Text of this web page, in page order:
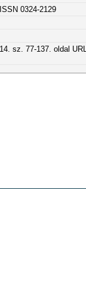
0324-2129
sz. 77-137. oldal